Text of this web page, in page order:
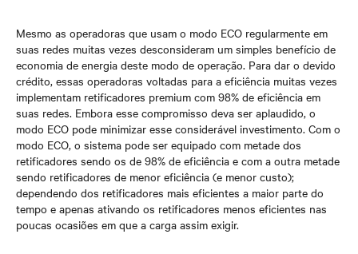
Mesmo as operadoras que usam o modo ECO regularmente em
suas redes muitas vezes desconsideram um simples benefício de
economia de energia deste modo de operação. Para dar o devido
crédito, essas operadoras voltadas para a eficiência muitas vezes
implementam retificadores premium com 98% de eficiência em
suas redes. Embora esse compromisso deva ser aplaudido, o
modo ECO pode minimizar esse considerável investimento. Com o
modo ECO, o sistema pode ser equipado com metade dos
retificadores sendo os de 98% de eficiência e com a outra metade
sendo retificadores de menor eficiência (e menor custo);
dependendo dos retificadores mais eficientes a maior parte do
tempo e apenas ativando os retificadores menos eficientes nas
poucas ocasiões em que a carga assim exigir.